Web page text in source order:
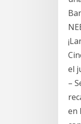
el
–
en